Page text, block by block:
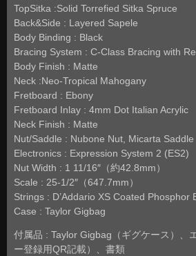
TopSitka :Solid Torrefied Sitka Spruce
Back&Side : Layered Sapele
Body Binding : Black
Bracing System : C-Class Bracing with
Body Finish : Matte
Neck :Neo-Tropical Mahogany
Fretboard : Ebony
Fretboard Inlay : 4mm Dot Italian Acrylic
Neck Finish : Matte
Nut/Saddle : Nubone Nut, Micarta Saddle
Electronics : Expression System 2 (ES2)
Nut Width : 1 11/16″（約42.8mm）
Scale : 25-1/2″（647.7mm）
Strings : D’Addario XS Coated
Case : Taylor Gigbag
付属品 : Taylor Gigbag（ギグケース）、
ー登録用QR記載）、書類